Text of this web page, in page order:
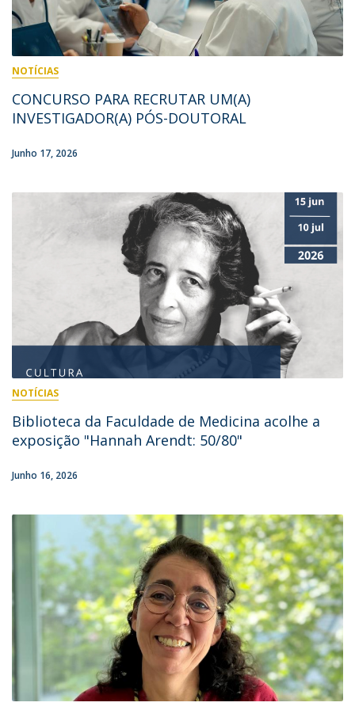
NOTÍCIAS
CONCURSO PARA RECRUTAR UM(A)
INVESTIGADOR(A) PÓS-DOUTORAL
Junho 17, 2026
NOTÍCIAS
Biblioteca da Faculdade de Medicina acolhe a
exposição "Hannah Arendt: 50/80"
Junho 16, 2026